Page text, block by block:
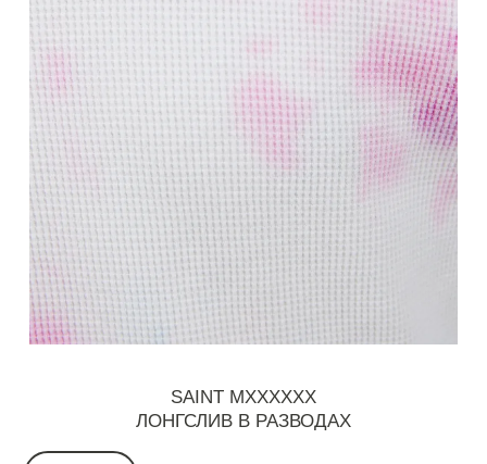
SAINT MXXXXXX
ЛОНГСЛИВ В РАЗВОДАХ